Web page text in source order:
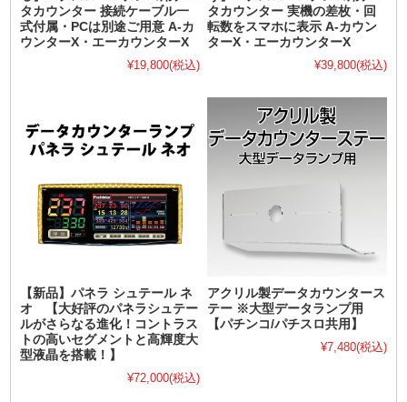
タカウンター 接続ケーブル一
式付属・PCは別途ご用意 A-カ
ウンターX・エーカウンターX
¥19,800(税込)
タカウンター 実機の差枚・回
転数をスマホに表示 A-カウン
ターX・エーカウンターX
¥39,800(税込)
【新品】パネラ シュテール ネ
オ 【大好評のパネラシュテー
ルがさらなる進化！コントラス
トの高いセグメントと高輝度大
型液晶を搭載！】
¥72,000(税込)
アクリル製データカウンタース
テー ※大型データランプ用
【パチンコ/パチスロ共用】
¥7,480(税込)